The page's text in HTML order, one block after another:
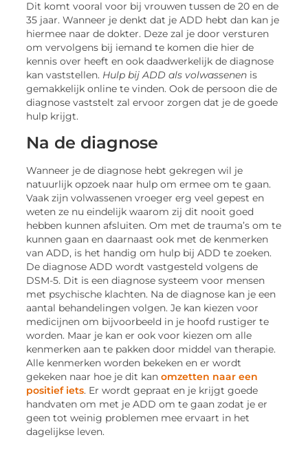
Dit komt vooral voor bij vrouwen tussen de 20 en de
35 jaar. Wanneer je denkt dat je ADD hebt dan kan je
hiermee naar de dokter. Deze zal je door versturen
om vervolgens bij iemand te komen die hier de
kennis over heeft en ook daadwerkelijk de diagnose
kan vaststellen. Hulp bij ADD als volwassenen is
gemakkelijk online te vinden. Ook de persoon die de
diagnose vaststelt zal ervoor zorgen dat je de goede
hulp krijgt.
Na de diagnose
Wanneer je de diagnose hebt gekregen wil je
natuurlijk opzoek naar hulp om ermee om te gaan.
Vaak zijn volwassenen vroeger erg veel gepest en
weten ze nu eindelijk waarom zij dit nooit goed
hebben kunnen afsluiten. Om met de trauma’s om te
kunnen gaan en daarnaast ook met de kenmerken
van ADD, is het handig om hulp bij ADD te zoeken.
De diagnose ADD wordt vastgesteld volgens de
DSM-5. Dit is een diagnose systeem voor mensen
met psychische klachten. Na de diagnose kan je een
aantal behandelingen volgen. Je kan kiezen voor
medicijnen om bijvoorbeeld in je hoofd rustiger te
worden. Maar je kan er ook voor kiezen om alle
kenmerken aan te pakken door middel van therapie.
Alle kenmerken worden bekeken en er wordt
gekeken naar hoe je dit kanomzetten naar een
positief iets. Er wordt gepraat en je krijgt goede
handvaten om met je ADD om te gaan zodat je er
geen tot weinig problemen mee ervaart in het
dagelijkse leven.